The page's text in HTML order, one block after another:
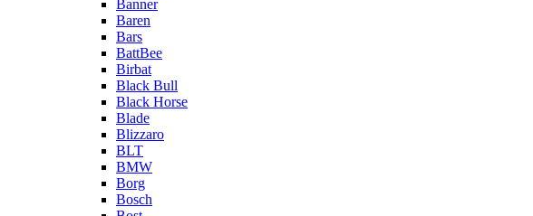
Banner
Baren
Bars
BattBee
Birbat
Black Bull
Black Horse
Blade
Blizzaro
BLT
BMW
Borg
Bosch